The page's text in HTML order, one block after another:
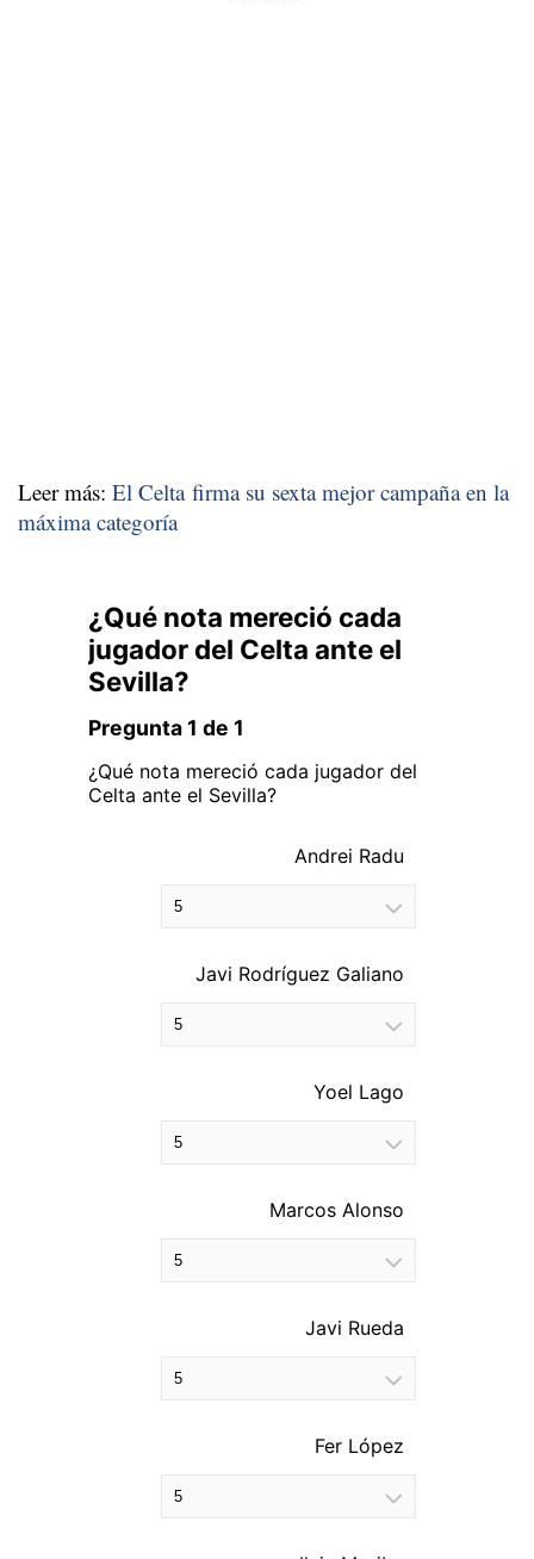
Leer más: El Celta firma su sexta mejor campaña en la
máxima categoría